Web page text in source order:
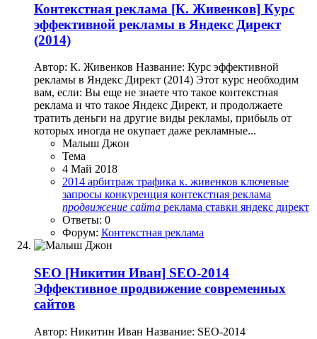
Контекстная реклама [К. Живенков] Курс
эффективной рекламы в Яндекс Директ
(2014)
Автор: К. Живенков Название: Курс эффективной
рекламы в Яндекс Директ (2014) Этот курс необходим
вам, если: Вы еще не знаете что такое контекстная
реклама и что такое Яндекс Директ, и продолжаете
тратить деньги на другие виды рекламы, прибыль от
которых иногда не окупает даже рекламные...
Малыш Джон
Тема
4 Май 2018
2014 арбитраж трафика к. живенков ключевые
запросы конкуренция контекстная реклама
продвижение сайта реклама ставки яндекс директ
Ответы: 0
Форум: Контекстная реклама
SEO [Никитин Иван] SEO-2014
Эффективное продвижение современных
сайтов
Автор: Никитин Иван Название: SEO-2014